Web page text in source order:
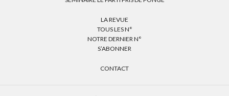
LA REVUE
TOUS LES N°
NOTRE DERNIER N°
S’ABONNER
CONTACT